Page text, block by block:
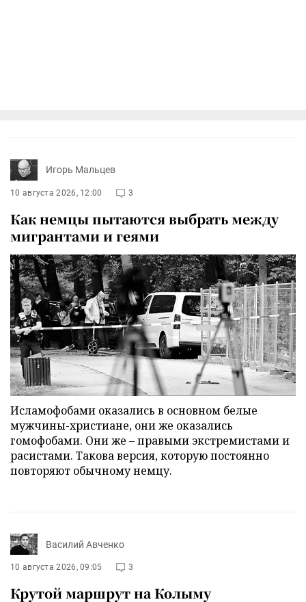
Игорь Мальцев
10 августа 2026, 12:00 3
Как немцы пытаются выбрать между
мигрантами и геями
Исламофобами оказались в основном белые
мужчины-христиане, они же оказались
гомофобами. Они же – правыми экстремистами и
расистами. Такова версия, которую постоянно
повторяют обычному немцу.
Василий Авченко
10 августа 2026, 09:05 3
Крутой маршрут на Колыму